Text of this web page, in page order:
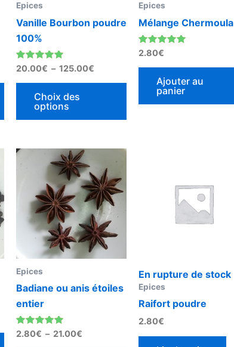
Epices
Vanille Bourbon poudre
100%
Note
4.83
sur 5
20.00€ – 125.00€
Choix des
options
être
choisies
sur
produit
Epices
Mélange Chermoula
Note
5.00
sur 5
2.80€
Ajouter au
panier
Epices
Badiane ou anis étoiles
entier
Note
2.80€ – 21.00€
Plage
de
prix :
2.80€
à
21.00€
Ce
être
choisies
sur
En rupture de stock
Epices
Raifort poudre
2.80€